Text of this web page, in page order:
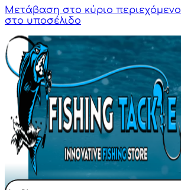
Μετάβαση στο κύριο περιεχόμενο
στο υποσέλιδο
Αναζήτηση